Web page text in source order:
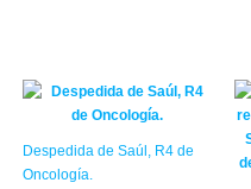
Despedida de Saúl, R4 de
Oncología.